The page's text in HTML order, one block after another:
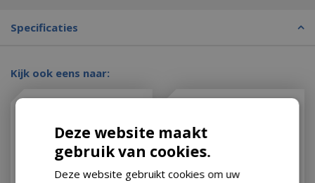
Specificaties
Kijk ook eens naar:
Deze website maakt
gebruik van cookies.
Deze website gebruikt cookies om uw